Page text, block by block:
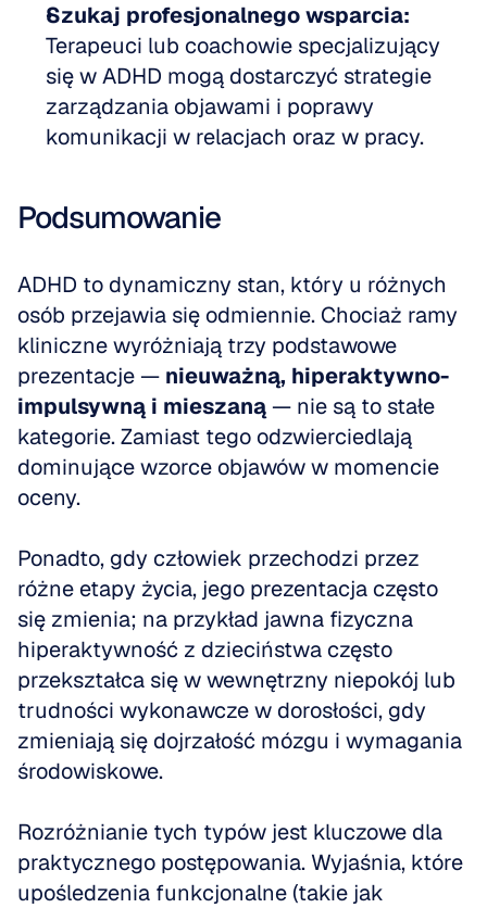
Szukaj profesjonalnego wsparcia:
Terapeuci lub coachowie specjalizujący
się w ADHD mogą dostarczyć strategie
zarządzania objawami i poprawy
komunikacji w relacjach oraz w pracy.
Podsumowanie
ADHD to dynamiczny stan, który u różnych
osób przejawia się odmiennie. Chociaż ramy
kliniczne wyróżniają trzy podstawowe
prezentacje — nieuważną, hiperaktywno-
impulsywną i mieszaną — nie są to stałe
kategorie. Zamiast tego odzwierciedlają
dominujące wzorce objawów w momencie
oceny.
Ponadto, gdy człowiek przechodzi przez
różne etapy życia, jego prezentacja często
się zmienia; na przykład jawna fizyczna
hiperaktywność z dzieciństwa często
przekształca się w wewnętrzny niepokój lub
trudności wykonawcze w dorosłości, gdy
zmieniają się dojrzałość mózgu i wymagania
środowiskowe.
Rozróżnianie tych typów jest kluczowe dla
praktycznego postępowania. Wyjaśnia, które
upośledzenia funkcjonalne (takie jak